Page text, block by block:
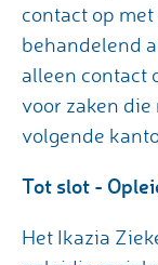
contact op
behandelend
alleen contact
voor zaken
volgende
Tot slot -
Het Ikazia